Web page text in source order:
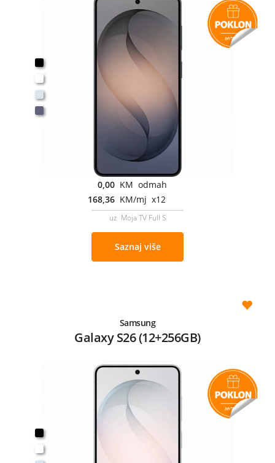
0,00 KM odmah
168,36 KM/mj x12
uz Moja TV Full S
Saznaj više
Samsung
Galaxy S26 (12+256GB)